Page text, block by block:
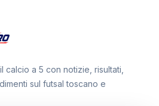
calcio a 5 con notizie, risultati,
sul futsal toscano e